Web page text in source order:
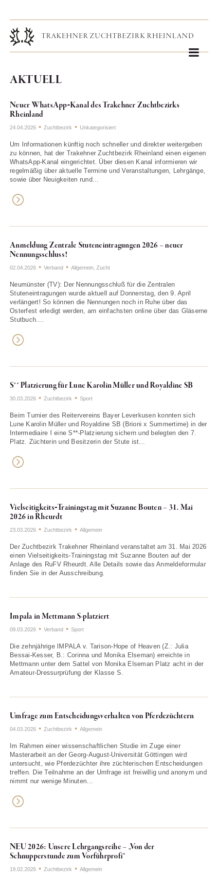
AKTUELL
Neuer WhatsApp‑Kanal des Trakehner Zuchtbezirks
Rheinland
24.04.2026 Zuchtbezirk Unkategorisiert
Um Informationen künftig noch schneller und direkter weitergeben
zu können, hat der Trakehner Zuchtbezirk Rheinland einen eigenen
WhatsApp‑Kanal eingerichtet. Über diesen Kanal informieren wir
regelmäßig über aktuelle Termine und Veranstaltungen, Lehrgänge,
sowie über Neuigkeiten rund…
Anmeldung Zentrale Stuteneintragungen 2026 – neuer
Nennungsschluss!
02.04.2026 Verband Allgemein Zucht
Neumünster (TV): Der Nennungsschluß für die Zentralen
Stuteneintragungen wurde aktuell auf Donnerstag, den 9. April
verlängert! So können die Nennungen noch in Ruhe über das
Osterfest erledigt werden, am einfachsten online über das Gläserne
Stutbuch.…
S** Platzierung für Lune Karolin Müller und Royaldine SB
30.03.2026 Zuchtbezirk Sport
Beim Turnier des Reitervereins Bayer Leverkusen konnten sich
Lune Karolin Müller und Royaldine SB (Brioni x Summertime) in der
Intermediaire I eine S**‑Platzierung sichern und belegten den 7.
Platz. Züchterin und Besitzerin der Stute ist…
Vielseitigkeits‑Trainingstag mit Suzanne Bouten – 31. Mai
2026 in Rheurdt
23.03.2026 Zuchtbezirk Allgemein
Der Zuchtbezirk Trakehner Rheinland veranstaltet am 31. Mai 2026
einen Vielseitigkeits‑Trainingstag mit Suzanne Bouten auf der
Anlage des RuFV Rheurdt. Alle Details sowie das Anmeldeformular
finden Sie in der Ausschreibung.
Impala in Mettmann S-platziert
09.03.2026 Verband Sport
Die zehnjährige IMPALA v. Tarison-Hope of Heaven (Z.: Julia
Bessai-Kesser, B.: Corinna und Monika Elseman) erreichte in
Mettmann unter dem Sattel von Monika Elseman Platz acht in der
Amateur-Dressurprüfung der Klasse S.
Umfrage zum Entscheidungsverhalten von Pferdezüchtern
04.03.2026 Zuchtbezirk Allgemein
Im Rahmen einer wissenschaftlichen Studie im Zuge einer
Masterarbeit an der Georg-August-Universität Göttingen wird
untersucht, wie Pferdezüchter ihre züchterischen Entscheidungen
treffen. Die Teilnahme an der Umfrage ist freiwillig und anonym und
nimmt nur wenige Minuten…
NEU 2026: Unsere Lehrgangsreihe – „Von der
Schnupperstunde zum Vorführprofi“
19.02.2026 Zuchtbezirk Allgemein